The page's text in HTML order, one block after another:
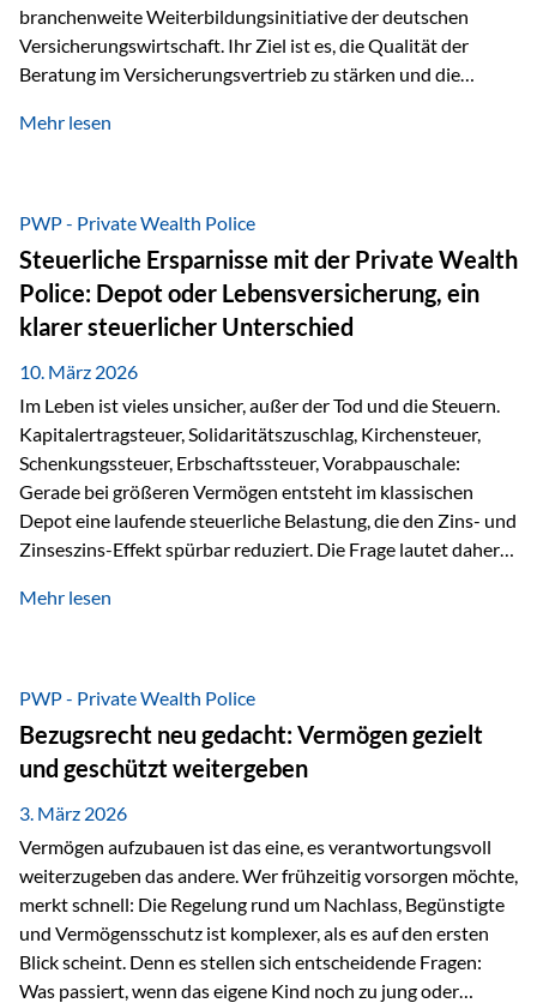
branchenweite Weiterbildungsinitiative der deutschen
Versicherungswirtschaft. Ihr Ziel ist es, die Qualität der
Beratung im Versicherungsvertrieb zu stärken und die
Personen transparent zu dokumentieren. Seit der
Stunden pro Jahr für vertrieblich tätige Personen in der
Versicherungsbranche. Über die Weiterbildungsdatenbank
von „gut beraten“ können absolvierte Bildungsmaßnahmen
zentral erfasst und dokumentiert werden. „gut beraten“
zertifiziert Als zertifizierter Bildungsanbieter können unsere
Webinare nun für die…
Mehr lesen
PWP - Private Wealth Police
Steuerliche Ersparnisse mit der Private Wealth
Police: Depot oder Lebensversicherung, ein
klarer steuerlicher Unterschied
10. März 2026
Im Leben ist vieles unsicher, außer der Tod und die Steuern.
Kapitalertragsteuer, Solidaritätszuschlag, Kirchensteuer,
Schenkungssteuer, Erbschaftssteuer, Vorabpauschale:
Gerade bei größeren Vermögen entsteht im klassischen
Depot eine laufende steuerliche Belastung, die den Zins- und
Zinseszins-Effekt spürbar reduziert. Die Frage lautet daher:
nicht laufend Kapital entziehen – sondern möglichst lange im
Privatdepot fallen an: Abgeltungssteuer Fondsbesteuerung
(Vorabpauschale, Teilfreistellung) Kein steuerlicher Abzug
der Vermögensverwaltungs-Gebühren /
Depotbankgebühren Jährliches Steuerreporting erforderlich
Zinsen, Dividenden und Kursgewinne werden laufend
besteuert.
Mehr lesen
PWP - Private Wealth Police
Bezugsrecht neu gedacht: Vermögen gezielt
und geschützt weitergeben
3. März 2026
Vermögen aufzubauen ist das eine, es verantwortungsvoll
weiterzugeben das andere. Wer frühzeitig vorsorgen möchte,
merkt schnell: Die Regelung rund um Nachlass, Begünstigte
und Vermögensschutz ist komplexer, als es auf den ersten
Blick scheint. Denn es stellen sich entscheidende Fragen:
Was passiert, wenn das eigene Kind noch zu jung oder